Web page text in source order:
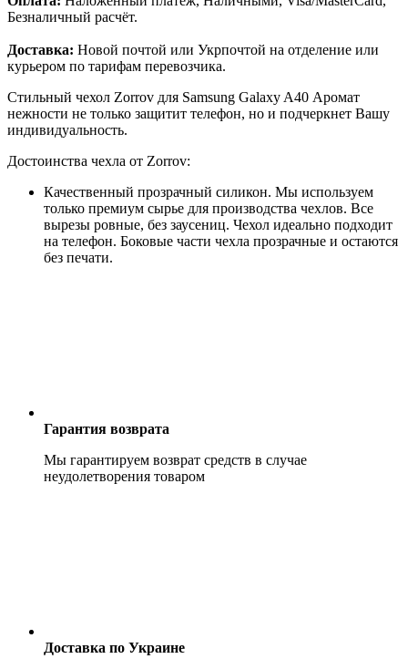
Безналичный расчёт.
Доставка: Новой почтой или Укрпочтой на отделение или
курьером по тарифам перевозчика.
Стильный чехол Zorrov для Samsung Galaxy A40 Аромат
нежности не только защитит телефон, но и подчеркнет Вашу
индивидуальность.
Достоинства чехла от Zorrov:
Качественный прозрачный силикон. Мы используем
только премиум сырье для производства чехлов. Все
вырезы ровные, без заусениц. Чехол идеально подходит
на телефон. Боковые части чехла прозрачные и остаются
без печати.
Гарантия возврата
Мы гарантируем возврат средств в случае
неудолетворения товаром
Доставка по Украине